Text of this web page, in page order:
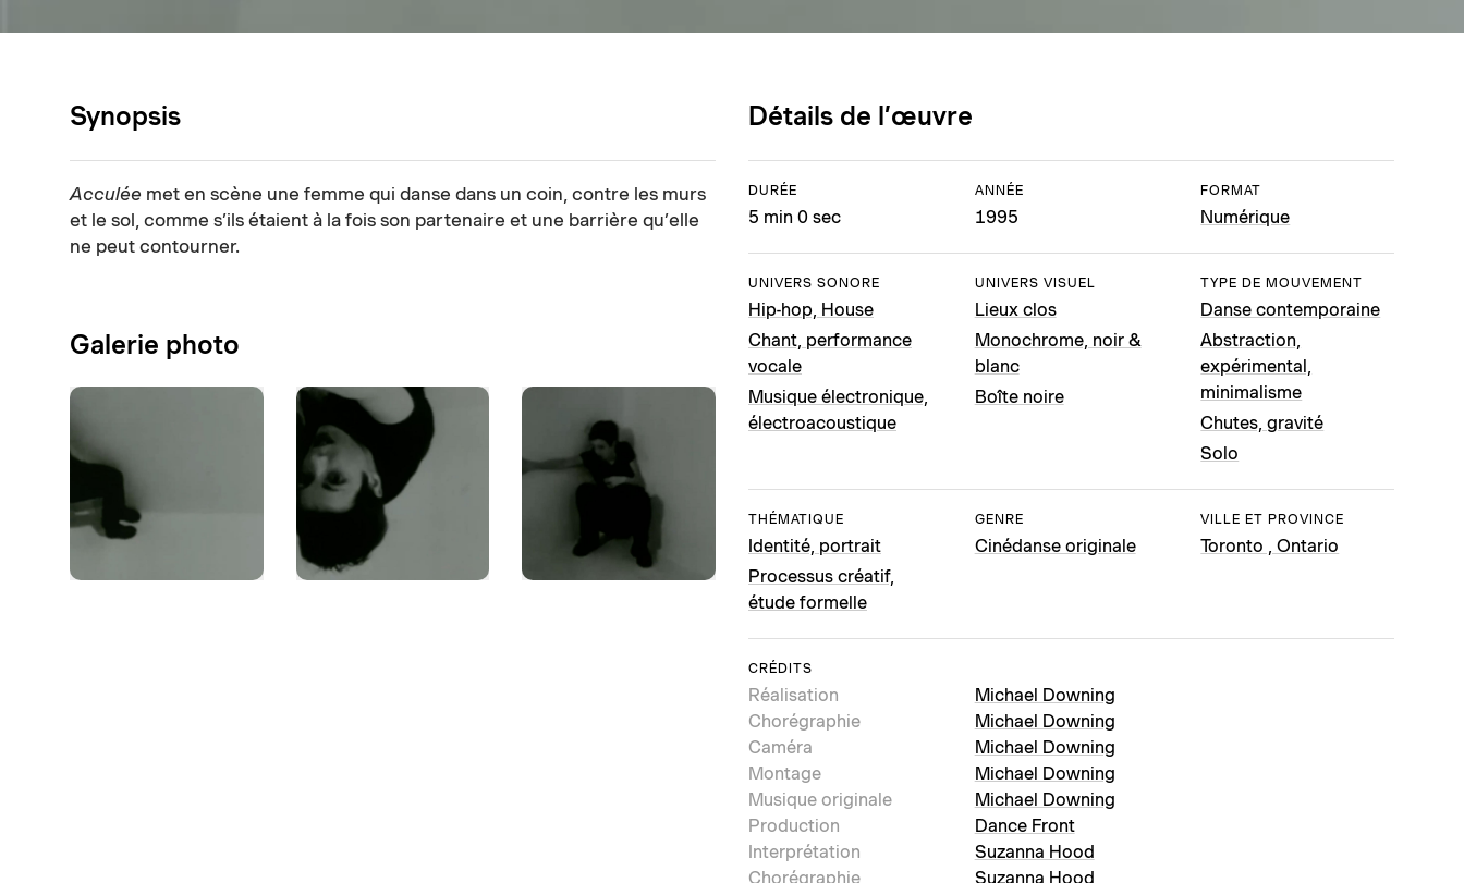
Synopsis
Acculée met en scène une femme qui danse dans un coin, contre les murs
et le sol, comme s’ils étaient à la fois son partenaire et une barrière qu’elle
ne peut contourner.
Galerie photo
Détails de l’œuvre
DURÉE
5 min 0 sec
ANNÉE
1995
FORMAT
Numérique
UNIVERS SONORE
Hip-hop, House
Chant, performance
vocale
Musique électronique,
électroacoustique
UNIVERS VISUEL
Lieux clos
Monochrome, noir &
blanc
Boîte noire
TYPE DE MOUVEMENT
Danse contemporaine
Abstraction,
expérimental,
minimalisme
Chutes, gravité
Solo
THÉMATIQUE
Identité, portrait
Processus créatif,
étude formelle
GENRE
Cinédanse originale
VILLE ET PROVINCE
Toronto , Ontario
CRÉDITS
Réalisation
Michael Downing
Chorégraphie
Michael Downing
Caméra
Michael Downing
Montage
Michael Downing
Musique originale
Michael Downing
Production
Dance Front
Interprétation
Suzanna Hood
Chorégraphie
Suzanna Hood